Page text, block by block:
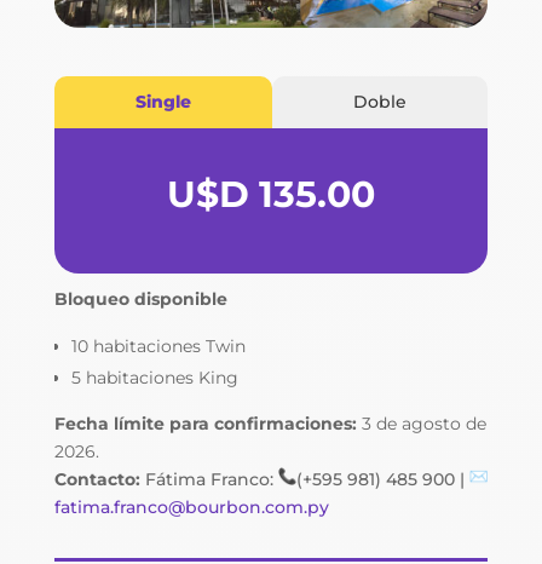
Single Doble
U$D 135.00
Bloqueo disponible
10 habitaciones Twin
5 habitaciones King
Fecha límite para confirmaciones: 3 de agosto de
2026.
Contacto: Fátima Franco:
(+595 981) 485 900 |
fatima.franco@bourbon.com.py